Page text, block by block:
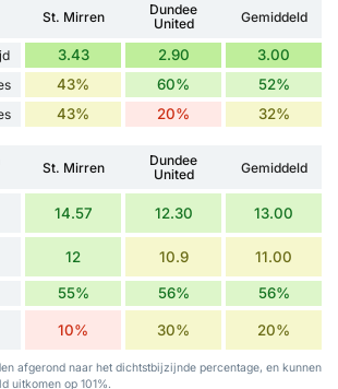
St. Mirren
Dundee
United
Gemiddeld
3.43 2.90 3.00
43% 60% 52%
43% 20% 32%
St. Mirren
Dundee
United
Gemiddeld
14.57 12.30 13.00
12 10.9 11.00
55% 56% 56%
10% 30% 20%
afgerond naar het dichtstbijzijnde percentage, en kunnen
uitkomen op 101%.